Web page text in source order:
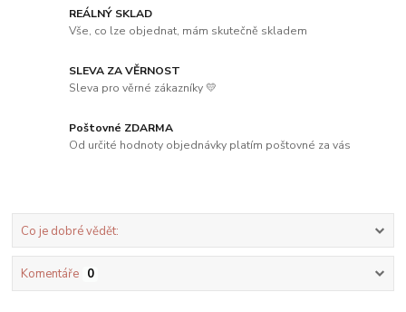
REÁLNÝ SKLAD
Vše, co lze objednat, mám skutečně skladem
SLEVA ZA VĚRNOST
Sleva pro věrné zákazníky 💛
Poštovné ZDARMA
Od určité hodnoty objednávky platím poštovné za vás
Co je dobré vědět:
Komentáře 0